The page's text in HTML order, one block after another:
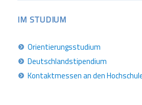
IM STUDIUM
Orientierungsstudium
Deutschlandstipendium
Kontaktmessen an den